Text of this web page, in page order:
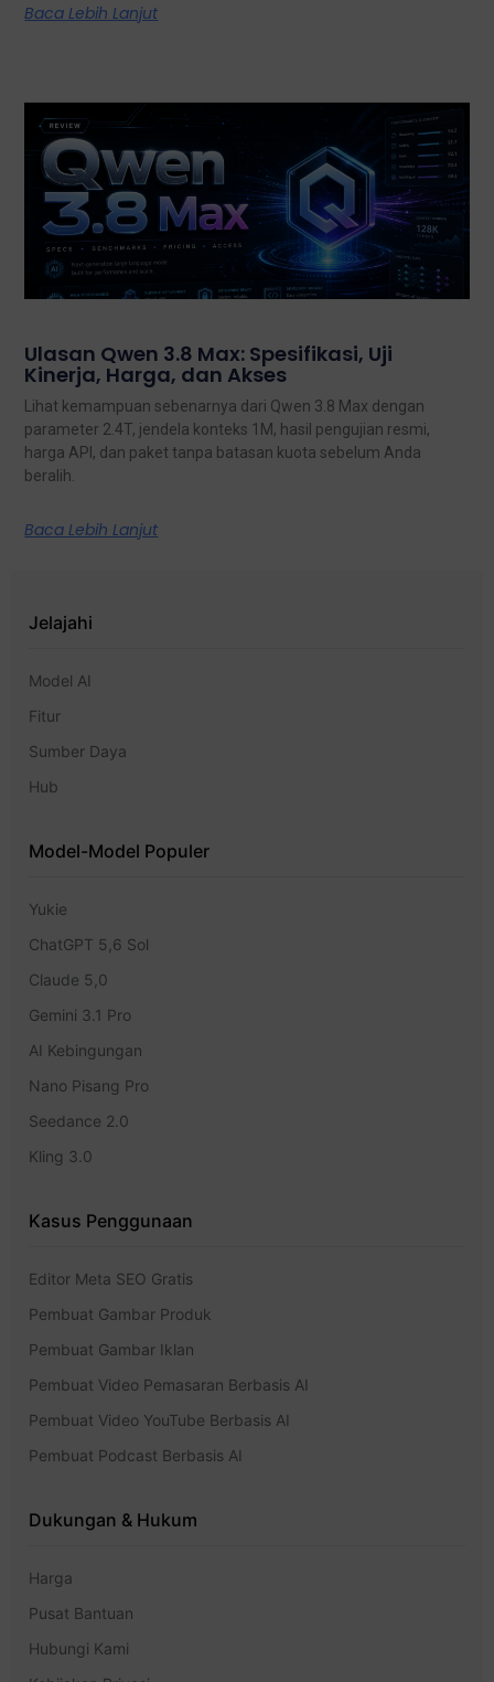
Baca Lebih Lanjut
Ulasan Qwen 3.8 Max: Spesifikasi, Uji
Kinerja, Harga, dan Akses
Lihat kemampuan sebenarnya dari Qwen 3.8 Max dengan
parameter 2.4T, jendela konteks 1M, hasil pengujian resmi,
harga API, dan paket tanpa batasan kuota sebelum Anda
beralih.
Baca Lebih Lanjut
Jelajahi
Model AI
Fitur
Sumber Daya
Hub
Model-Model Populer
Yukie
ChatGPT 5,6 Sol
Claude 5,0
Gemini 3.1 Pro
AI Kebingungan
Nano Pisang Pro
Seedance 2.0
Kling 3.0
Kasus Penggunaan
Editor Meta SEO Gratis
Pembuat Gambar Produk
Pembuat Gambar Iklan
Pembuat Video Pemasaran Berbasis AI
Pembuat Video YouTube Berbasis AI
Pembuat Podcast Berbasis AI
Dukungan & Hukum
Harga
Pusat Bantuan
Hubungi Kami